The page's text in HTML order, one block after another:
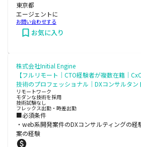
東京都
エージェントに
お問い合わせする
お気に入り
株式会社Initial Engine
【フルリモート｜CTO経験者が複数在籍｜
技術のプロフェッショナル｜DXコンサルタン
リモートワーク
モダンな技術を採用
技術試験なし
フレックス出勤・時差出勤
■必須条件
・web系開発案件のDXコンサルティングの
案の経験